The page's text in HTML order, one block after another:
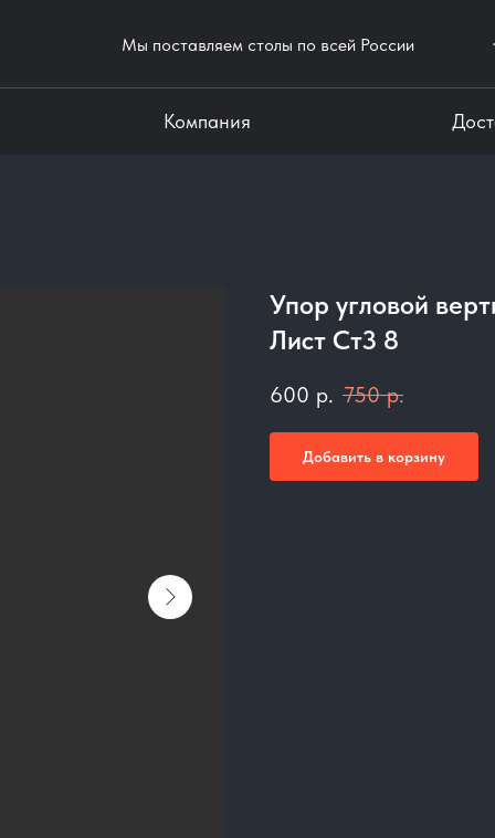
Мы поставляем столы по всей России
Компания
Упор угловой
Лист Ст3 8
600 р. 750 р.
Добавить в корзину